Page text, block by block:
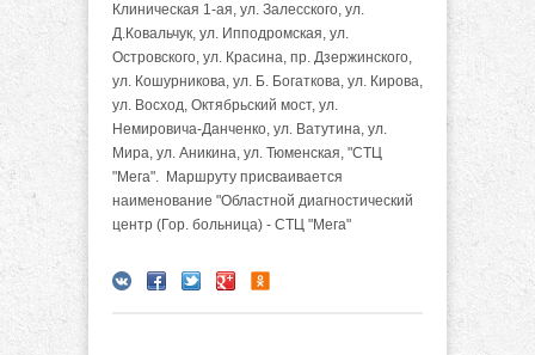
Клиническая 1-ая, ул. Залесского, ул.
Д.Ковальчук, ул. Ипподромская, ул.
Островского, ул. Красина, пр. Дзержинского,
ул. Кошурникова, ул. Б. Богаткова, ул. Кирова,
ул. Восход, Октябрьский мост, ул.
Немировича-Данченко, ул. Ватутина, ул.
Мира, ул. Аникина, ул. Тюменская, "СТЦ
"Мега". Маршруту присваивается
наименование "Областной диагностический
центр (Гор. больница) - СТЦ "Мега"